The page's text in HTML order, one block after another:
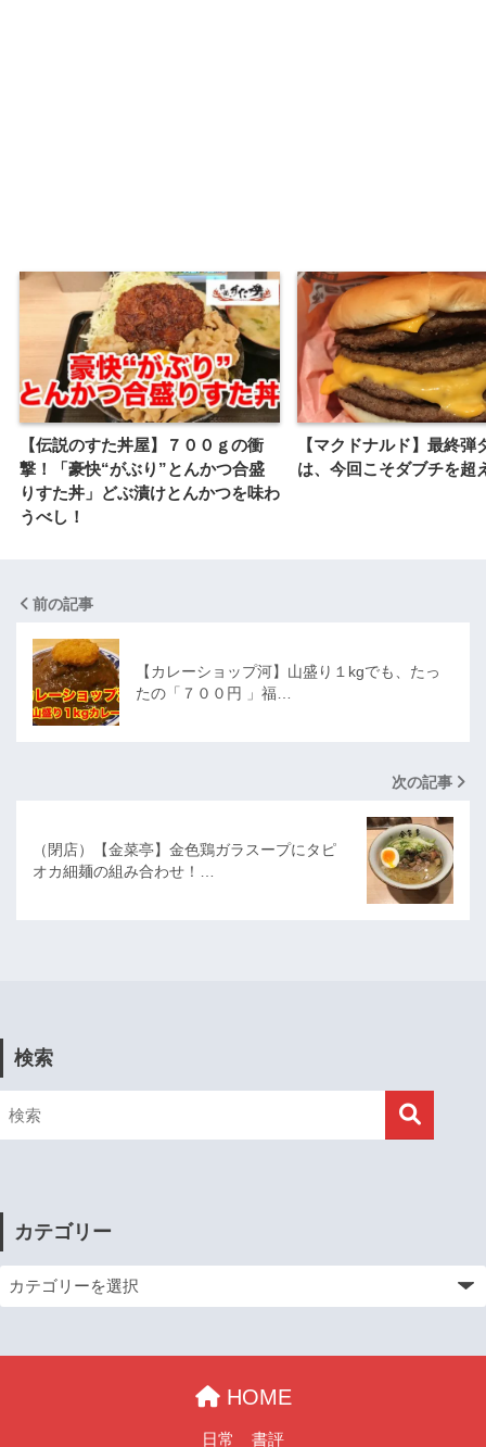
【伝説のすた丼屋】７００ｇの衝
撃！「豪快“がぶり”とんかつ合盛
りすた丼」どぶ漬けとんかつを味わ
うべし！
【マクドナルド】最終弾
は、今回こそダブチを超
前の記事
【カレーショップ河】山盛り１kgでも、たっ
たの「７００円 」福…
次の記事
（閉店）【金菜亭】金色鶏ガラスープにタピ
オカ細麺の組み合わせ！…
検索
カテゴリー
HOME
日常 書評